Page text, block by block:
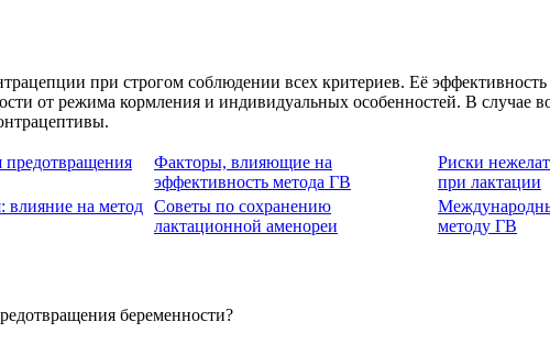
при строгом соблюдении всех критериев. Её
от режима кормления и индивидуальных особенностей. В случае
Факторы, влияющие на
эффективность метода ГВ
Риски
при лактации
влияние на метод Советы по сохранению
лактационной аменореи
методу ГВ
беременности?